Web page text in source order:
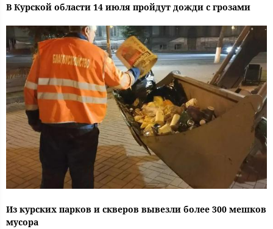
В Курской области 14 июля пройдут дожди с грозами
Из курских парков и скверов вывезли более 300 мешков
мусора